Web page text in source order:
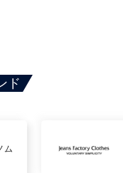
ド
ム